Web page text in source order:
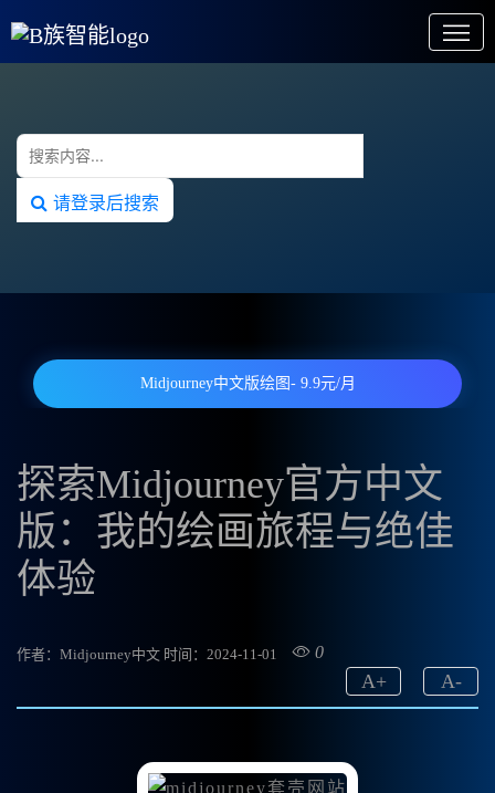
请登录后搜索
Midjourney中文版绘图- 9.9元/月
探索Midjourney官方中文
版：我的绘画旅程与绝佳
体验
作者：Midjourney中文 时间：2024-11-01 0
A-
A+